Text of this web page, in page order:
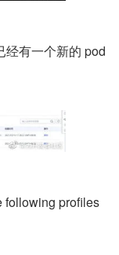
经有一个新的 pod
following profiles